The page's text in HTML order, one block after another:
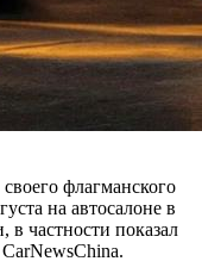
флагманского
на автосалоне в
в частности показал